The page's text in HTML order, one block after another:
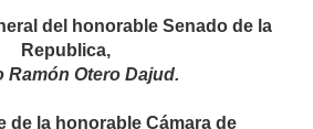
del honorable Senado de la
Republica,
Ramón Otero Dajud.
de la honorable Cámara de